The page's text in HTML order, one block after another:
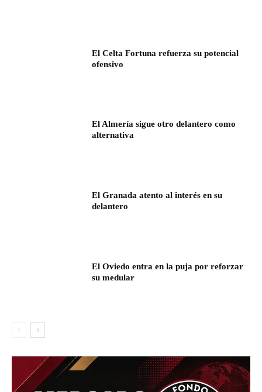
El Celta Fortuna refuerza su potencial
ofensivo
El Almería sigue otro delantero como
alternativa
El Granada atento al interés en su
delantero
El Oviedo entra en la puja por reforzar
su medular